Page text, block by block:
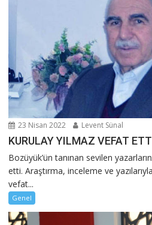
23 Nisan 2022 Levent Sünal
KURULAY YILMAZ VEFAT
Bozüyük’ün tanınan sevilen
etti. Araştırma, inceleme ve
vefat...
Genel